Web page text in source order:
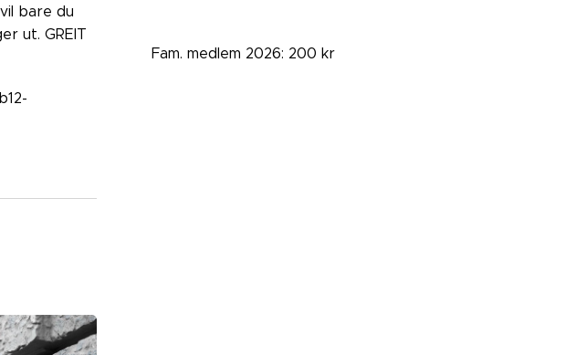
bare du
ut. GREIT
Fam. medlem 2026: 200 kr